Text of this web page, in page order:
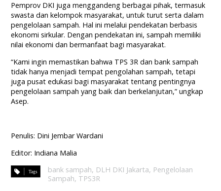
Pemprov DKI juga menggandeng berbagai pihak, termasuk
swasta dan kelompok masyarakat, untuk turut serta dalam
pengelolaan sampah. Hal ini melalui pendekatan berbasis
ekonomi sirkular. Dengan pendekatan ini, sampah memiliki
nilai ekonomi dan bermanfaat bagi masyarakat.
“Kami ingin memastikan bahwa TPS 3R dan bank sampah
tidak hanya menjadi tempat pengolahan sampah, tetapi
juga pusat edukasi bagi masyarakat tentang pentingnya
pengelolaan sampah yang baik dan berkelanjutan,” ungkap
Asep.
Penulis: Dini Jembar Wardani
Editor: Indiana Malia
bank sampah, DLH DKI Jakarta, Pengelolaan
Sampah, TPS3R